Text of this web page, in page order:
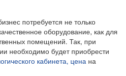
потребуется не только
оборудование, как для
помещений. Так, при
необходимо будет приобрести
кабинета, цена на